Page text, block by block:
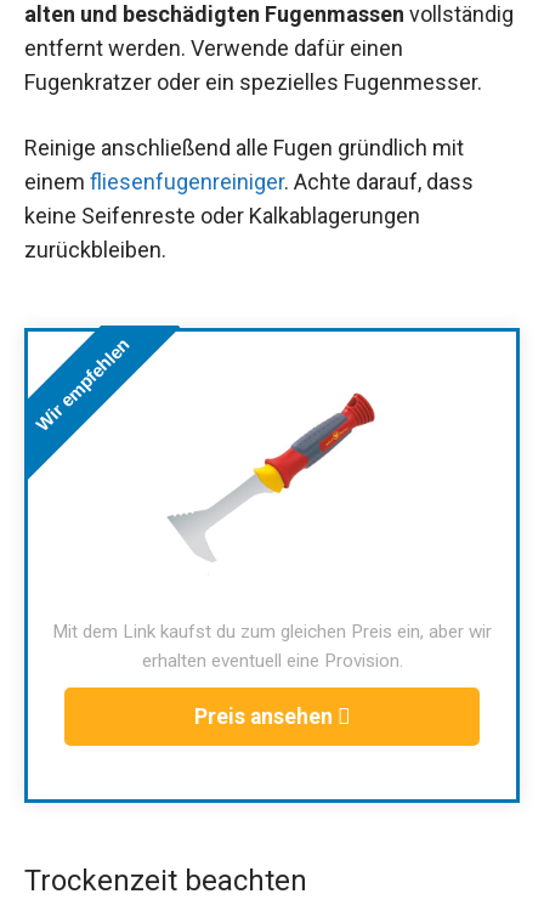
alten und beschädigten Fugenmassen vollständig
entfernt werden. Verwende dafür einen
Fugenkratzer oder ein spezielles Fugenmesser.
Reinige anschließend alle Fugen gründlich mit
einem fliesenfugenreiniger. Achte darauf, dass
keine Seifenreste oder Kalkablagerungen
zurückbleiben.
Wir empfehlen
Mit dem Link kaufst du zum gleichen Preis ein, aber wir
erhalten eventuell eine Provision.
Preis ansehen
Trockenzeit beachten